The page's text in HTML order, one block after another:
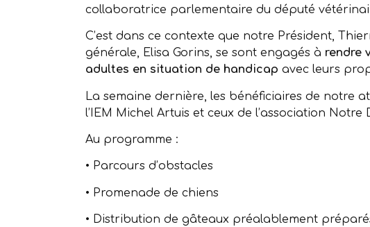
collaboratrice parlementaire du député
C’est dans ce contexte que notre Président,
générale, Elisa Gorins, se sont engagés à rendre
adultes en situation de handicap avec leurs
La semaine dernière, les bénéficiaires de notre
l’IEM Michel Artuis et ceux de l’association Notre
Au programme :
•⁠ ⁠Parcours d’obstacles
•⁠ ⁠Promenade de chiens
•⁠ ⁠Distribution de gâteaux préalablement